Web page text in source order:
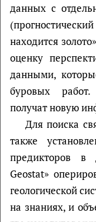
данных с
находится
оценку
данными,
буровых
получат новую
Для поиска
также
предикторов в
Geostat»
геологической
на знаниях, и